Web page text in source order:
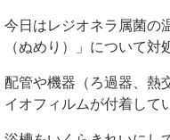
今日はレジオネラ属菌の
（ぬめり）」について対
配管や機器（ろ過器、熱
イオフィルムが付着して